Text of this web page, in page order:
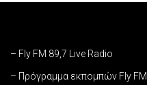
– Fly FM 89,7 Live Radio
– Πρόγραμμα εκπομπών Fly FM